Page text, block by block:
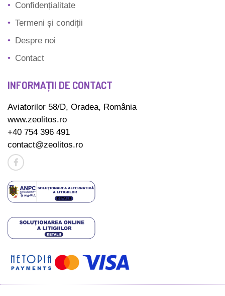
Confidențialitate
Termeni și condiții
Despre noi
Contact
INFORMAȚII DE CONTACT
Aviatorilor 58/D, Oradea, România
www.zeolitos.ro
+40 754 396 491
contact@zeolitos.ro